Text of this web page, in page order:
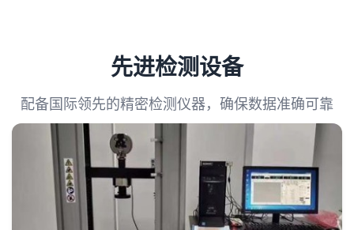
先进检测设备
配备国际领先的精密检测仪器，确保数据准确可靠